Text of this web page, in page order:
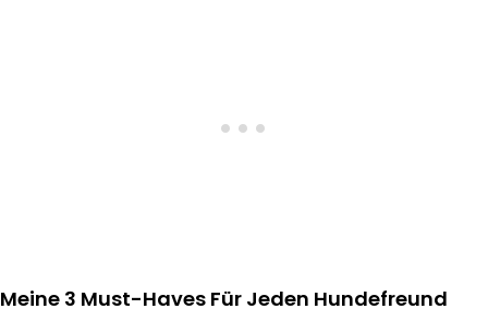
Meine 3 Must-Haves Für Jeden Hundefreund​